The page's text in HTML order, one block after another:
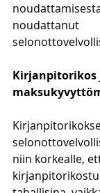
noudattanut
Kirjanpitorikos
niin korkealle,